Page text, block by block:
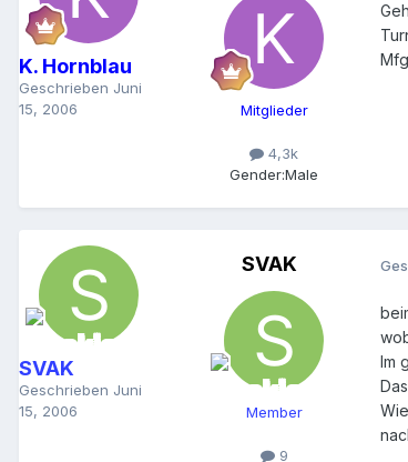
K. Hornblau
Geschrieben Juni
15, 2006
Mitglieder
4,3k
Gender:Male
SVAK
Geschrieben Juni
15, 2006
SVAK
Member
9
Im